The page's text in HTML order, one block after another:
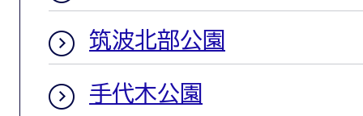
筑波北部公園
手代木公園